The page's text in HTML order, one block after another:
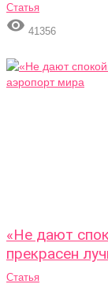
Статья
 41356
«Не дают
прекрасен
Статья